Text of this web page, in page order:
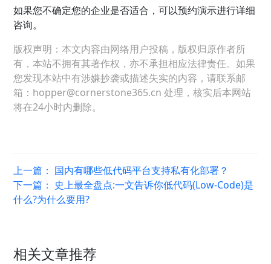
如果您不确定您的企业是否适合，可以预约演示进行详细
咨询。
版权声明：本文内容由网络用户投稿，版权归原作者所
有，本站不拥有其著作权，亦不承担相应法律责任。如果
您发现本站中有涉嫌抄袭或描述失实的内容，请联系邮
箱：hopper@cornerstone365.cn 处理，核实后本网站
将在24小时内删除。
上一篇： 国内有哪些低代码平台支持私有化部署？
下一篇： 史上最全盘点:一文告诉你低代码(Low-Code)是
什么?为什么要用?
相关文章推荐